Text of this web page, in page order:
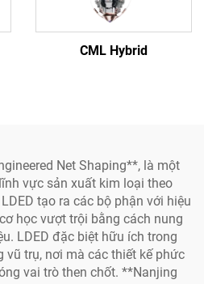
CML Hybrid
Net Shaping**, là một
vực sản xuất kim loại theo
tạo ra các bộ phận với hiệu
học vượt trội bằng cách nung
LDED đặc biệt hữu ích trong
vũ trụ, nơi mà các thiết kế phức
vai trò then chốt. **Nanjing